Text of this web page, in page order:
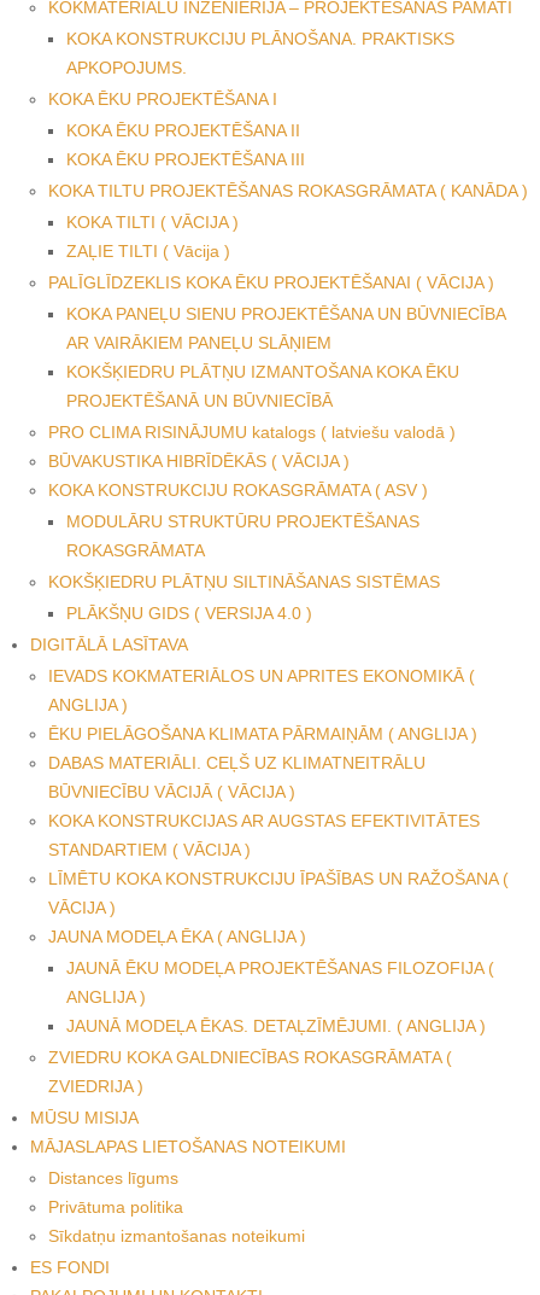
KOKMATERIĀLU INŽENIERIJA – PROJEKTĒŠANAS PAMATI
KOKA KONSTRUKCIJU PLĀNOŠANA. PRAKTISKS
APKOPOJUMS.
KOKA ĒKU PROJEKTĒŠANA I
KOKA ĒKU PROJEKTĒŠANA II
KOKA ĒKU PROJEKTĒŠANA III
KOKA TILTU PROJEKTĒŠANAS ROKASGRĀMATA ( KANĀDA )
KOKA TILTI ( VĀCIJA )
ZAĻIE TILTI ( Vācija )
PALĪGLĪDZEKLIS KOKA ĒKU PROJEKTĒŠANAI ( VĀCIJA )
KOKA PANEĻU SIENU PROJEKTĒŠANA UN BŪVNIECĪBA
AR VAIRĀKIEM PANEĻU SLĀŅIEM
KOKŠĶIEDRU PLĀTŅU IZMANTOŠANA KOKA ĒKU
PROJEKTĒŠANĀ UN BŪVNIECĪBĀ
PRO CLIMA RISINĀJUMU katalogs ( latviešu valodā )
BŪVAKUSTIKA HIBRĪDĒKĀS ( VĀCIJA )
KOKA KONSTRUKCIJU ROKASGRĀMATA ( ASV )
MODULĀRU STRUKTŪRU PROJEKTĒŠANAS
ROKASGRĀMATA
KOKŠĶIEDRU PLĀTŅU SILTINĀŠANAS SISTĒMAS
PLĀKŠŅU GIDS ( VERSIJA 4.0 )
DIGITĀLĀ LASĪTAVA
IEVADS KOKMATERIĀLOS UN APRITES EKONOMIKĀ (
ANGLIJA )
ĒKU PIELĀGOŠANA KLIMATA PĀRMAIŅĀM ( ANGLIJA )
DABAS MATERIĀLI. CEĻŠ UZ KLIMATNEITRĀLU
BŪVNIECĪBU VĀCIJĀ ( VĀCIJA )
KOKA KONSTRUKCIJAS AR AUGSTAS EFEKTIVITĀTES
STANDARTIEM ( VĀCIJA )
LĪMĒTU KOKA KONSTRUKCIJU ĪPAŠĪBAS UN RAŽOŠANA (
VĀCIJA )
JAUNA MODEĻA ĒKA ( ANGLIJA )
JAUNĀ ĒKU MODEĻA PROJEKTĒŠANAS FILOZOFIJA (
ANGLIJA )
JAUNĀ MODEĻA ĒKAS. DETAĻZĪMĒJUMI. ( ANGLIJA )
ZVIEDRU KOKA GALDNIECĪBAS ROKASGRĀMATA (
ZVIEDRIJA )
MŪSU MISIJA
MĀJASLAPAS LIETOŠANAS NOTEIKUMI
Distances līgums
Privātuma politika
Sīkdatņu izmantošanas noteikumi
ES FONDI